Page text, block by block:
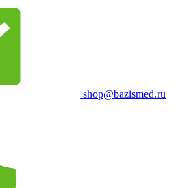
shop@bazismed.ru